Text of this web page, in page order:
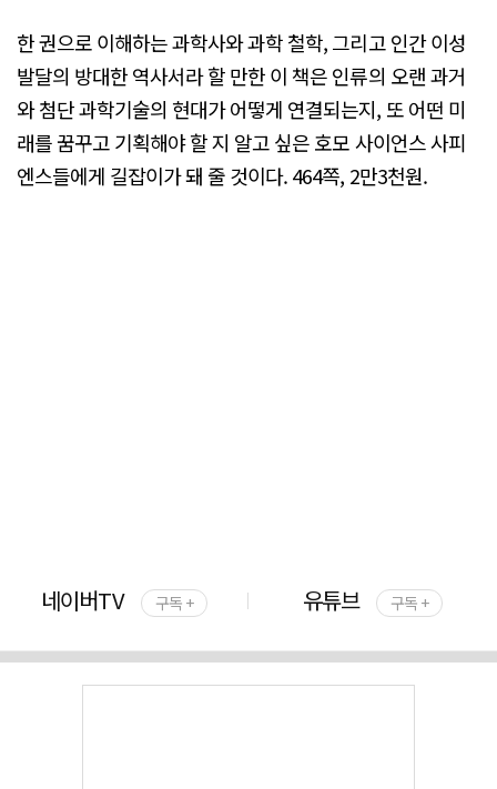
한 권으로 이해하는 과학사와 과학 철학, 그리고 인간 이성
발달의 방대한 역사서라 할 만한 이 책은 인류의 오랜 과거
와 첨단 과학기술의 현대가 어떻게 연결되는지, 또 어떤 미
래를 꿈꾸고 기획해야 할 지 알고 싶은 호모 사이언스 사피
엔스들에게 길잡이가 돼 줄 것이다. 464쪽, 2만3천원.
네이버TV 구독 + 유튜브 구독 +